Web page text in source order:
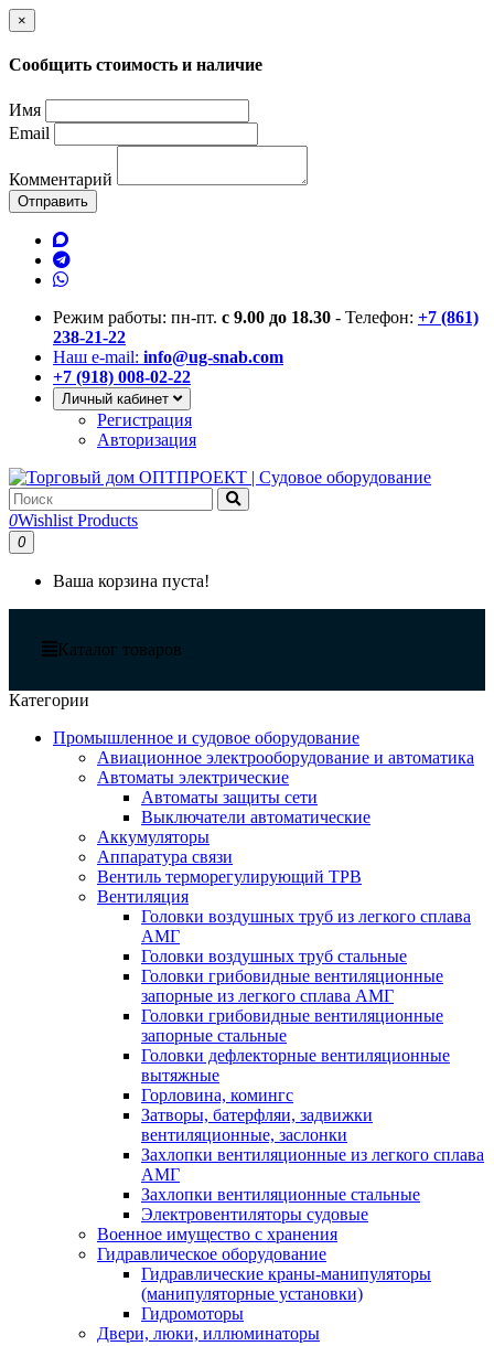
×
Сообщить стоимость и наличие
Имя
Email
Комментарий
Отправить
Режим работы: пн-пт. с 9.00 до 18.30 - Телефон: +7 (861)
238-21-22
Наш e-mail: info@ug-snab.com
+7 (918) 008-02-22
Личный кабинет
Регистрация
Авторизация
0Wishlist Products
0
Ваша корзина пуста!
Каталог товаров
Категории
Промышленное и судовое оборудование
Авиационное электрооборудование и автоматика
Автоматы электрические
Автоматы защиты сети
Выключатели автоматические
Аккумуляторы
Аппаратура связи
Вентиль терморегулирующий ТРВ
Вентиляция
Головки воздушных труб из легкого сплава
АМГ
Головки воздушных труб стальные
Головки грибовидные вентиляционные
запорные из легкого сплава АМГ
Головки грибовидные вентиляционные
запорные стальные
Головки дефлекторные вентиляционные
вытяжные
Горловина, комингс
Затворы, батерфляи, задвижки
вентиляционные, заслонки
Захлопки вентиляционные из легкого сплава
АМГ
Захлопки вентиляционные стальные
Электровентиляторы судовые
Военное имущество с хранения
Гидравлическое оборудование
Гидравлические краны-манипуляторы
(манипуляторные установки)
Гидромоторы
Двери, люки, иллюминаторы